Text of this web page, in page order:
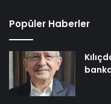
Popüler Haberler